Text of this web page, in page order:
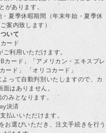
があります。
夏季休暇期間（年末年始・夏季休
案内致します）
いて
ード
利用いただけます。
カード」「アメリカン・エキスプレ
ード」 「オリコカード」
って自動判別いたしますので、カ
はありません。
みとなります。
決済
払いいただけます。
お選びいただき、注文手続きを行う